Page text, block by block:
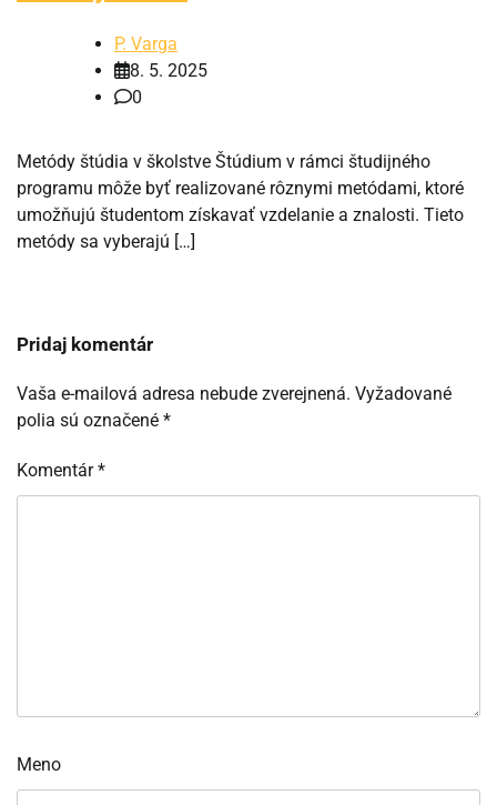
P. Varga
8. 5. 2025
0
Metódy štúdia v školstve Štúdium v rámci študijného
programu môže byť realizované rôznymi metódami, ktoré
umožňujú študentom získavať vzdelanie a znalosti. Tieto
metódy sa vyberajú […]
Pridaj komentár
Vaša e-mailová adresa nebude zverejnená. Vyžadované
polia sú označené *
Komentár*
Meno